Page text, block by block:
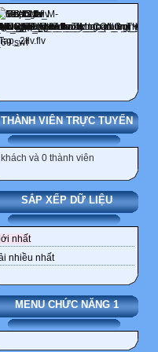
THÀNH VIÊN TRỰC TUYẾN
và 0 thành viên
SẮP XẾP DỮ LIỆU
nhất
nhiều nhất
MENU CHỨC NĂNG 1